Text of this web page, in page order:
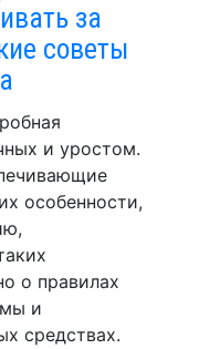
за
советы
и уростом.
особенности,
о правилах
и
средствах.